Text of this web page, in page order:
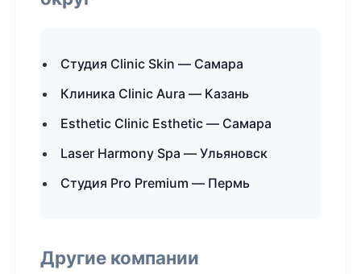
Студия Clinic Skin — Самара
Клиника Clinic Aura — Казань
Esthetic Clinic Esthetic — Самара
Laser Harmony Spa — Ульяновск
Студия Pro Premium — Пермь
Другие компании